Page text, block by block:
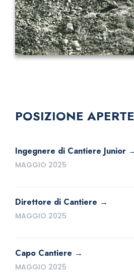
POSIZIONE APERTE
Ingegnere di Cantiere Junior
MAGGIO 2025
Direttore di Cantiere
MAGGIO 2025
Capo Cantiere
MAGGIO 2025